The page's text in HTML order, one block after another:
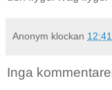
Anonym klockan 12:41
Inga